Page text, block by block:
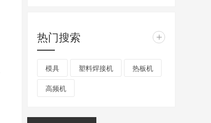
热门搜索 +
模具 塑料焊接机 热板机
高频机